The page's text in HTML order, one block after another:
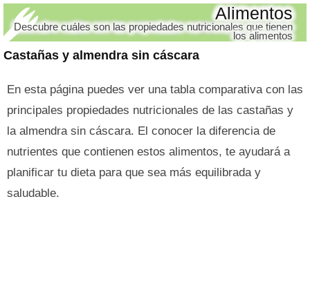
Castañas y almendra sin cáscara
Alimentos
Descubre cuáles son las propiedades nutricionales que tienen
los alimentos
En esta página puedes ver una tabla comparativa con las
principales propiedades nutricionales de las castañas y
la almendra sin cáscara. El conocer la diferencia de
nutrientes que contienen estos alimentos, te ayudará a
planificar tu dieta para que sea más equilibrada y
saludable.